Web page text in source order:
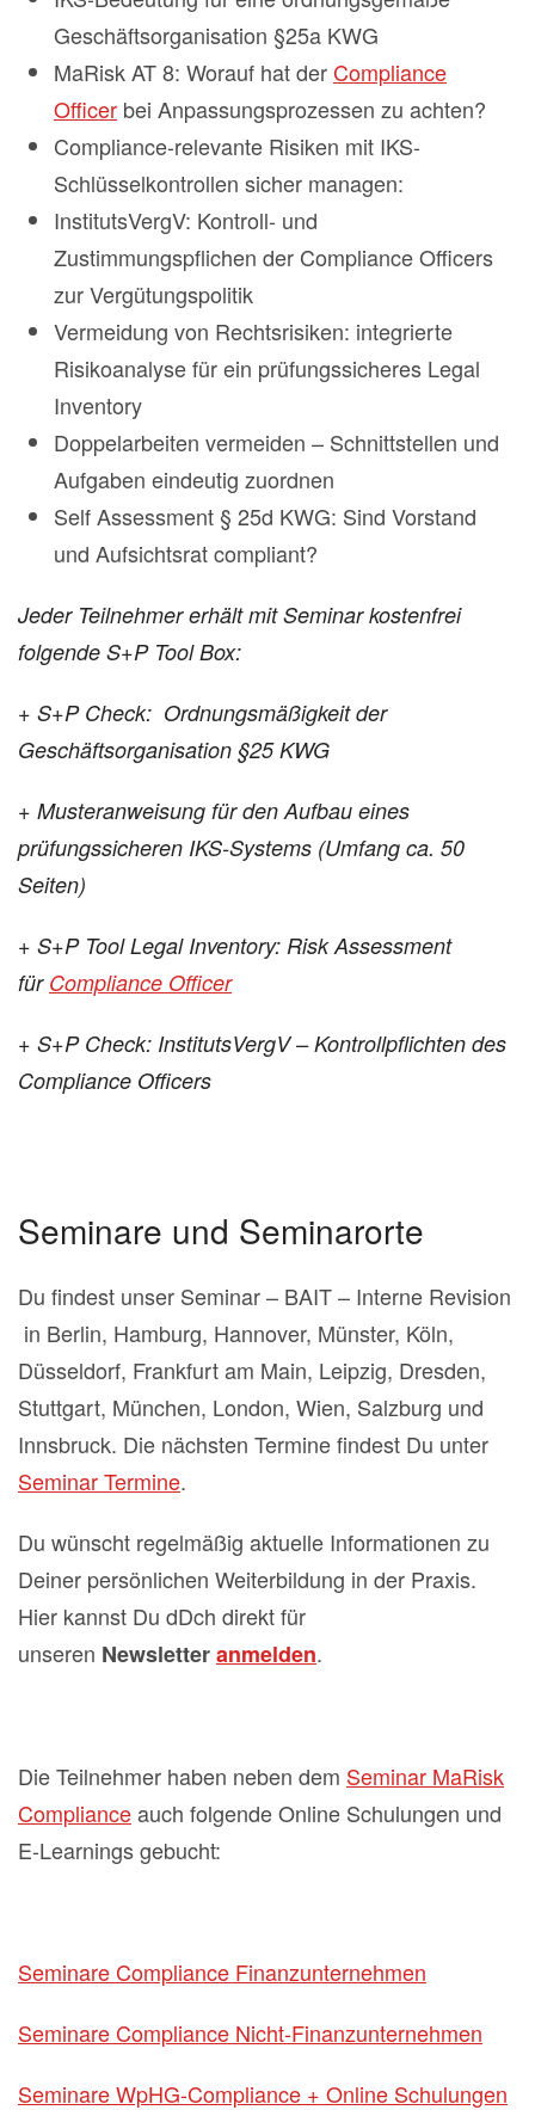
Geschäftsorganisation §25a KWG
MaRisk AT 8: Worauf hat der Compliance
Officer bei Anpassungsprozessen zu achten?
Compliance-relevante Risiken mit IKS-
Schlüsselkontrollen sicher managen:
InstitutsVergV: Kontroll- und
Zustimmungspflichen der Compliance Officers
zur Vergütungspolitik
Vermeidung von Rechtsrisiken: integrierte
Risikoanalyse für ein prüfungssicheres Legal
Inventory
Doppelarbeiten vermeiden – Schnittstellen und
Aufgaben eindeutig zuordnen
Self Assessment § 25d KWG: Sind Vorstand
und Aufsichtsrat compliant?
Jeder Teilnehmer erhält mit Seminar kostenfrei
folgende S+P Tool Box:
+ S+P Check: Ordnungsmäßigkeit der
Geschäftsorganisation §25 KWG
+ Musteranweisung für den Aufbau eines
prüfungssicheren IKS-Systems (Umfang ca. 50
Seiten)
+ S+P Tool Legal Inventory: Risk Assessment
für Compliance Officer
+ S+P Check: InstitutsVergV – Kontrollpflichten des
Compliance Officers
Seminare und Seminarorte
Du findest unser Seminar – BAIT – Interne Revision
in Berlin, Hamburg, Hannover, Münster, Köln,
Düsseldorf, Frankfurt am Main, Leipzig, Dresden,
Stuttgart, München, London, Wien, Salzburg und
Innsbruck. Die nächsten Termine findest Du unter
Seminar Termine.
Du wünscht regelmäßig aktuelle Informationen zu
Deiner persönlichen Weiterbildung in der Praxis.
Hier kannst Du dDch direkt für
unseren Newsletteranmelden.
Die Teilnehmer haben neben dem Seminar MaRisk
Complianceauch folgende Online Schulungen und
E-Learnings gebucht:
Seminare Compliance Finanzunternehmen
Seminare Compliance Nicht-Finanzunternehmen
Seminare WpHG-Compliance + Online Schulungen